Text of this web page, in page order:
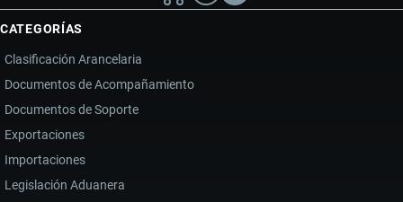
CATEGORÍAS
Clasificación Arancelaria
Documentos de Acompañamiento
Documentos de Soporte
Exportaciones
Importaciones
Legislación Aduanera